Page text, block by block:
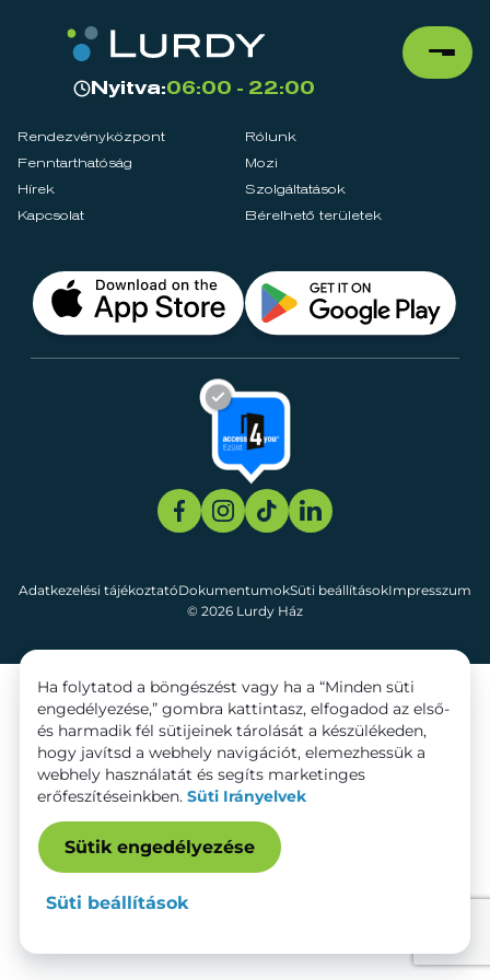
Nyitva:06:00 - 22:00
Rendezvényközpont
Rólunk
Fenntarthatóság
Mozi
Hírek
Szolgáltatások
Kapcsolat
Bérelhető területek
© 2026 Lurdy Ház
Adatkezelési tájékoztatóDokumentumokSüti beállításokImpresszum
Ha folytatod a böngészést vagy ha a “Minden süti
engedélyezése,” gombra kattintasz, elfogadod az első-
és harmadik fél sütijeinek tárolását a készülékeden,
hogy javítsd a webhely navigációt, elemezhessük a
webhely használatát és segíts marketinges
erőfeszítéseinkben. Süti Irányelvek
Sütik engedélyezése
Süti beállítások